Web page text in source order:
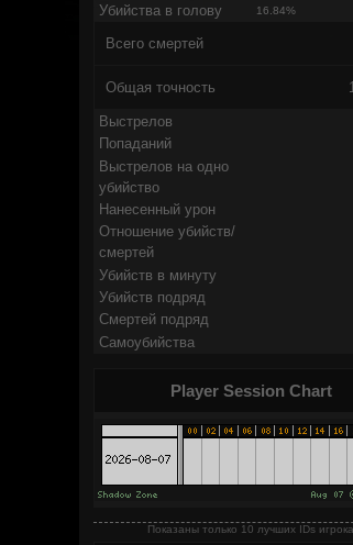
Убийства в голову 16.84%
Всего смертей
Общая точность
Выстрелов
Попаданий
Выстрелов на одно
убийство
Нанесенный урон
Отношение убийств/
смертей
Убийств в минуту
Убийств подряд
Смертей подряд
Самоубийства
Player Session Chart
Показаны только 10 лучших IDs игрока